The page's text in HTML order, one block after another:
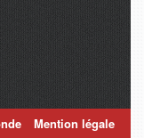
Mention légale